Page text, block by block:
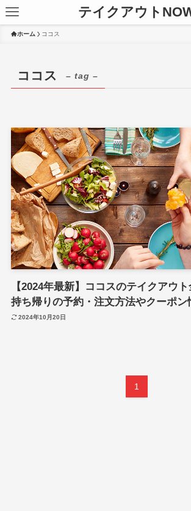
テイクアウト
ホーム ココス
ココス – tag –
【2024年最新】ココスのテイクアウ
持ち帰りの予約・注文方法やクーポン
2024年10月20日
1